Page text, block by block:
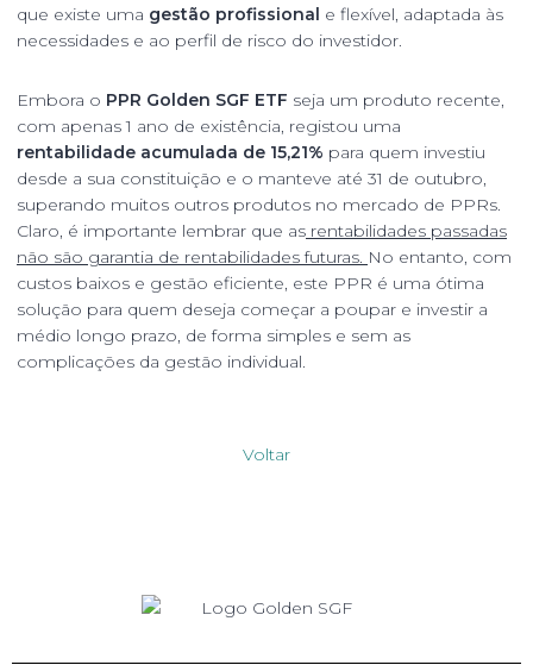
que existe uma gestão profissional e flexível, adaptada às
necessidades e ao perfil de risco do investidor.
Embora o PPR Golden SGF ETF seja um produto recente,
com apenas 1 ano de existência, registou uma
rentabilidade acumulada de 15,21% para quem investiu
desde a sua constituição e o manteve até 31 de outubro,
superando muitos outros produtos no mercado de PPRs.
Claro, é importante lembrar que as rentabilidades passadas
não são garantia de rentabilidades futuras. No entanto, com
custos baixos e gestão eficiente, este PPR é uma ótima
solução para quem deseja começar a poupar e investir a
médio longo prazo, de forma simples e sem as
complicações da gestão individual.
Voltar